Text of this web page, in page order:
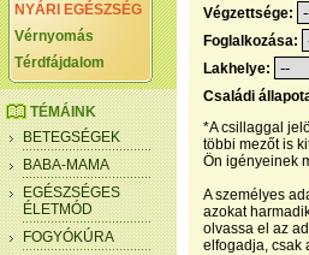
NYÁRI EGÉSZSÉG
Vérnyomás
Térdfájdalom
TÉMÁINK
BETEGSÉGEK
BABA-MAMA
EGÉSZSÉGES
ÉLETMÓD
FOGYÓKÚRA
Végzettsége:
Foglalkozása:
Lakhelye:
Családi
*A csillaggal
többi mezőt is
Ön igényeinek
A személyes
azokat
olvassa el az
elfogadja, csak